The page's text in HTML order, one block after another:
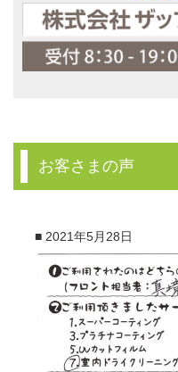
お客さまの声
■ 2021年5月28日